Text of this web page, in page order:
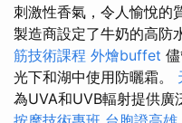
刺激性香氣，令人愉悅的
製造商設定了牛奶的高防
筋技術課程 外燴buffet
光下和湖中使用防曬霜。
為UVA和UVB輻射提供廣